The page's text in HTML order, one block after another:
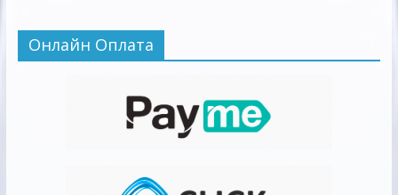
Онлайн Оплата